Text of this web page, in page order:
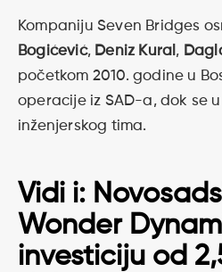
Kompaniju Seven Bridges
Bogićević, Deniz Kural ,
početkom 2010. godine u
operacije iz SAD-a, dok se
inženjerskog tima.
Vidi i:
Wonder
investiciju od